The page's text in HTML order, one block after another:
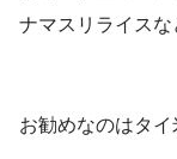
ナマスリライス
お勧めなのはタイ